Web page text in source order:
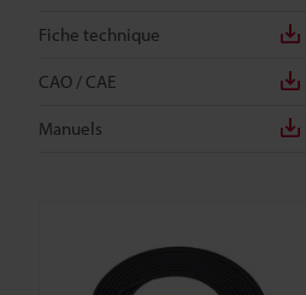
Fiche technique
CAO / CAE
Manuels